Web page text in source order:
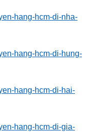
hang-hcm-di-nha-
hang-hcm-di-hung-
hang-hcm-di-hai-
hang-hcm-di-gia-